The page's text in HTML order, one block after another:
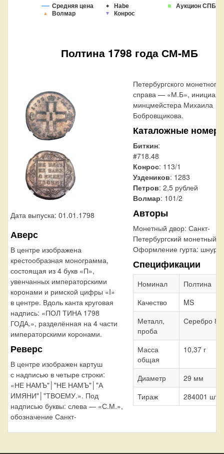
Средняя цена Habe
Аукцион СПБ
Волмар
Конрос
Полтина 1798 года СМ-МБ
Дата выпуска: 01.01.1798
Аверс
В центре изображена
крестообразная монограмма,
состоящая из 4 букв «П»,
увенчанных императорскими
коронами и римской цифры «I»
в центре. Вдоль канта круговая
надпись: «ПОЛ ТИНА 1798
ГОДА.», разделённая на 4 части
императорскими коронами.
Реверс
В центре изображен картуш
с надписью в четыре строки:
«НЕ НАМЪ"│"НЕ НАМЪ"│"А
ИМЯНИ"│"ТВОЕМУ.». Под
надписью буквы: слева — «С.М.»,
обозначение Санкт-
Петербургского монетного
справа — «М.Б», инициалы
минцмейстера Михаила
Бобровщикова.
Каталожные номера
Биткин:
#718.48
Конрос: 113/1
Уздеников: 1283
Петров: 2,5 рублей
Волмар: 101/2
Авторы
Монетный двор: Санкт-
Петербургский монетный
Оформление гурта: шнур
Спецификации
Номинал
Полтина
Качество
MS
Металл,
проба
Серебро
Масса
общая
10,37 г
Диаметр
29 мм
Тираж
284001 шт.